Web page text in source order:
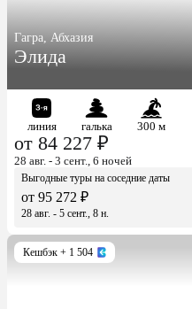
Гагра, Абхазия
Элида
линия галька 300 м
от 84 227 ₽
28 авг. - 3 сент., 6 ночей
Выгодные туры на соседние даты
от 95 272 ₽
28 авг. - 5 сент., 8 н.
Кешбэк + 1 504